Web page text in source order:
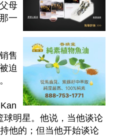
母
一
售
迫
球明星。他说，当他谈论
他的；但当他开始谈论